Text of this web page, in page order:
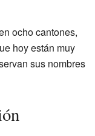
ocho cantones,
hoy están muy
sus nombres